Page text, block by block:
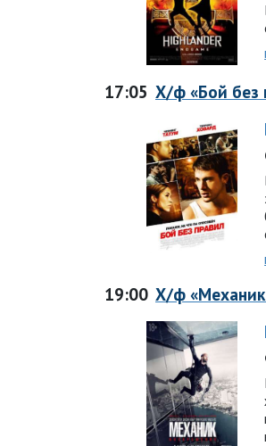
17:05 Х/ф «Бой без
19:00 Х/ф